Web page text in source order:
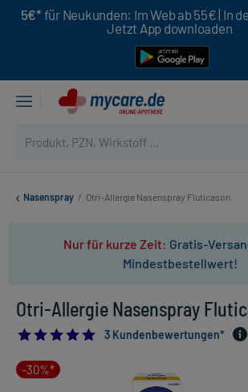
5€* für Neukunden: Im Web ab 55€ | In
Jetzt App downloaden
Nasenspray / Otri-Allergie Nasenspray Fluticason
Nur für kurze Zeit: Gratis-
Mindestbestellwert!
Otri-Allergie Nasenspray
5.0
3 Kundenbewertungen*
-30%*